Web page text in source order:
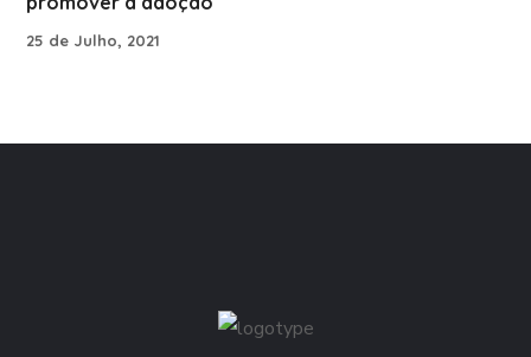
25 de Julho, 2021